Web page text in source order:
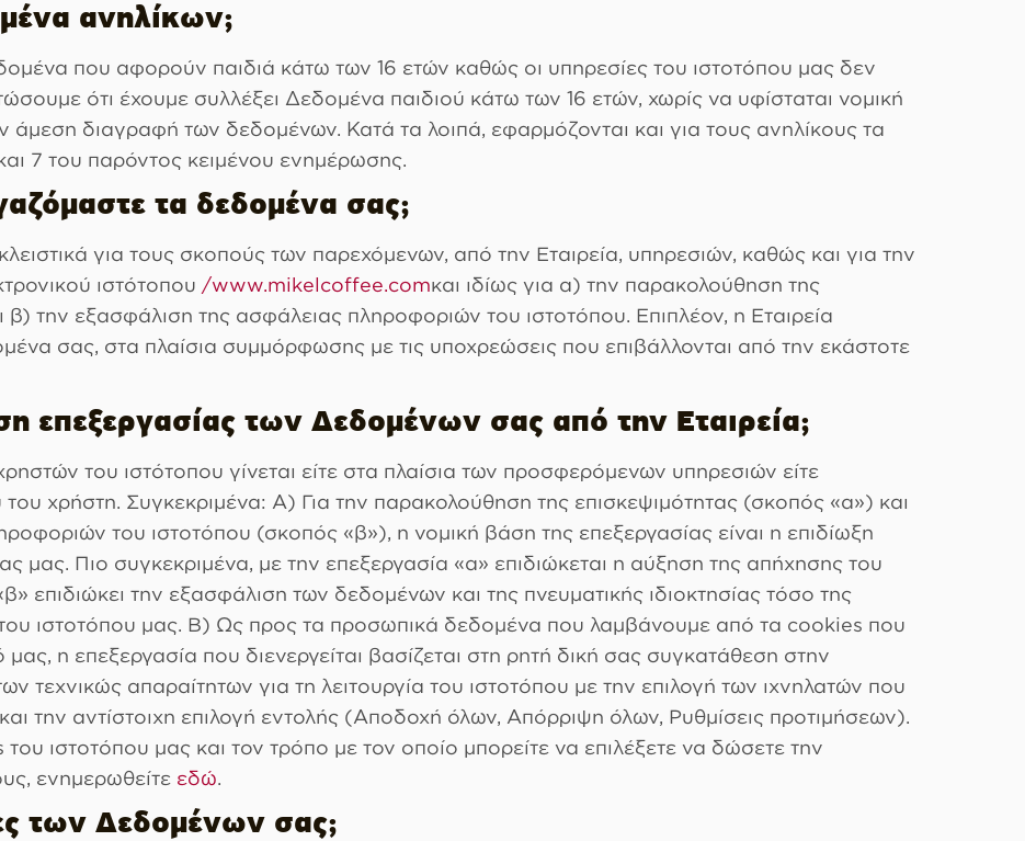
ανηλίκων;
που αφορούν παιδιά κάτω των 16 ετών καθώς οι υπηρεσίες του ιστοτόπου μας δεν
ότι έχουμε συλλέξει Δεδομένα παιδιού κάτω των 16 ετών, χωρίς να υφίσταται νομική
διαγραφή των δεδομένων. Κατά τα λοιπά, εφαρμόζονται και για τους ανηλίκους τα
7 του παρόντος κειμένου ενημέρωσης.
τα δεδομένα σας;
για τους σκοπούς των παρεχόμενων, από την Εταιρεία, υπηρεσιών, καθώς και για την
ιστότοπου /www.mikelcoffee.comκαι ιδίως για α) την παρακολούθηση της
β) την εξασφάλιση της ασφάλειας πληροφοριών του ιστοτόπου. Επιπλέον, η Εταιρεία
σας, στα πλαίσια συμμόρφωσης με τις υποχρεώσεις που επιβάλλονται από την εκάστοτε
επεξεργασίας των Δεδομένων σας από την Εταιρεία;
του ιστότοπου γίνεται είτε στα πλαίσια των προσφερόμενων υπηρεσιών είτε
του χρήστη. Συγκεκριμένα: Α) Για την παρακολούθηση της επισκεψιμότητας (σκοπός «α») και
του ιστοτόπου (σκοπός «β»), η νομική βάση της επεξεργασίας είναι η επιδίωξη
μας. Πιο συγκεκριμένα, με την επεξεργασία «α» επιδιώκεται η αύξηση της απήχησης του
επιδιώκει την εξασφάλιση των δεδομένων και της πνευματικής ιδιοκτησίας τόσο της
του ιστοτόπου μας. Β) Ως προς τα προσωπικά δεδομένα που λαμβάνουμε από τα cookies που
μας, η επεξεργασία που διενεργείται βασίζεται στη ρητή δική σας συγκατάθεση στην
τεχνικώς απαραίτητων για τη λειτουργία του ιστοτόπου με την επιλογή των ιχνηλατών που
την αντίστοιχη επιλογή εντολής (Αποδοχή όλων, Απόρριψη όλων, Ρυθμίσεις προτιμήσεων).
ιστοτόπου μας και τον τρόπο με τον οποίο μπορείτε να επιλέξετε να δώσετε την
ενημερωθείτε εδώ
των Δεδομένων σας;